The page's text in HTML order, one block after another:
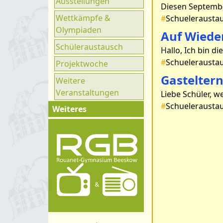
Ganztag
UNESCO
Klimaparlament
Wettkämpfe &
Olympiaden
Schüleraustausch
Projektwoche
Weitere
Veranstaltungen
Weiteres
Kontakt
Organigramm
Schulprogramm
Hygienekonzept
#
Auf
#
#